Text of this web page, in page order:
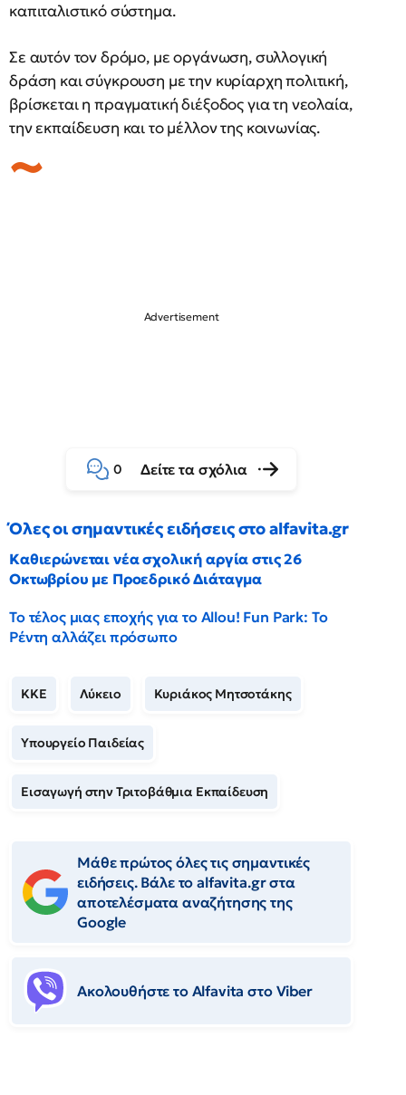
καπιταλιστικό σύστημα.
Σε αυτόν τον δρόμο, με οργάνωση, συλλογική
δράση και σύγκρουση με την κυρίαρχη πολιτική,
βρίσκεται η πραγματική διέξοδος για τη νεολαία,
την εκπαίδευση και το μέλλον της κοινωνίας.
0 Δείτε τα σχόλια
Όλες οι σημαντικές ειδήσεις στο alfavita.gr
Καθιερώνεται νέα σχολική αργία στις 26
Οκτωβρίου με Προεδρικό Διάταγμα
Το τέλος μιας εποχής για το Allou! Fun Park: Το
Ρέντη αλλάζει πρόσωπο
ΚΚΕ Λύκειο Κυριάκος Μητσοτάκης
Υπουργείο Παιδείας
Εισαγωγή στην Τριτοβάθμια Εκπαίδευση
Μάθε πρώτος όλες τις σημαντικές
ειδήσεις. Βάλε το alfavita.gr στα
αποτελέσματα αναζήτησης της
Google
Ακολουθήστε το Αlfavita στο Viber